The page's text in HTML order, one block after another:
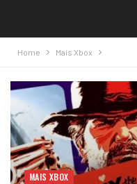
Home Mais Xbox
MAIS XBOX